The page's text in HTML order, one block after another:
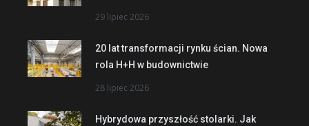
29 lipiec 2026
20 lat transformacji rynku ścian. Nowa
rola H+H w budownictwie
28 lipiec 2026
Hybrydowa przyszłość stolarki. Jak